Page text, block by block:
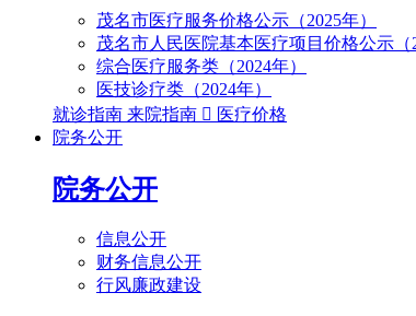
茂名市医疗服务价格公示（2025年）
茂名市人民医院基本医疗项目价格公示（
综合医疗服务类（2024年）
医技诊疗类（2024年）
就诊指南 来院指南  医疗价格
院务公开
院务公开
信息公开
财务信息公开
行风廉政建设